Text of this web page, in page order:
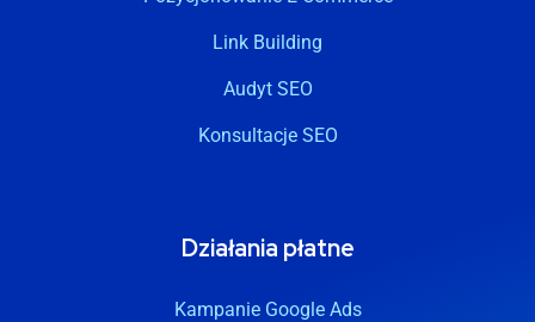
Link Building
Audyt SEO
Konsultacje SEO
Działania płatne
Kampanie Google Ads